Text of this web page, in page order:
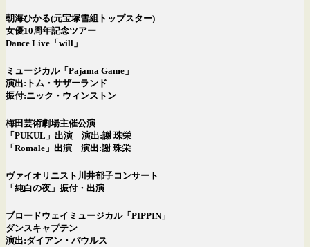
朝海ひかる(元宝塚雪組トップスター)
女優10周年記念ツアー
Dance Live「will」
ミュージカル「Pajama Game」
演出:トム・サザーランド
振付:ニック・ウィンストン
梅田芸術劇場主催公演
「PUKUL」出演 演出:謝 珠栄
「Romale」出演 演出:謝 珠栄
ヴァイオリニスト川井郁子コンサート
「純白の夜」振付・出演
ブロードウェイミュージカル「PIPPIN」
ダンスキャプテン
演出:ダイアン・パウルス